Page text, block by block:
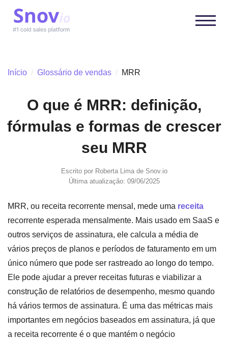
Início / Glossário de vendas / MRR
O que é MRR: definição,
fórmulas e formas de crescer
seu MRR
Escrito por Roberta Limade Snov.io
Última atualização: 09/06/2025
MRR, ou receita recorrente mensal, mede uma receita
recorrente esperada mensalmente. Mais usado em SaaS e
outros serviços de assinatura, ele calcula a média de
vários preços de planos e períodos de faturamento em um
único número que pode ser rastreado ao longo do tempo.
Ele pode ajudar a prever receitas futuras e viabilizar a
construção de relatórios de desempenho, mesmo quando
há vários termos de assinatura. É uma das métricas mais
importantes em negócios baseados em assinatura, já que
a receita recorrente é o que mantém o negócio